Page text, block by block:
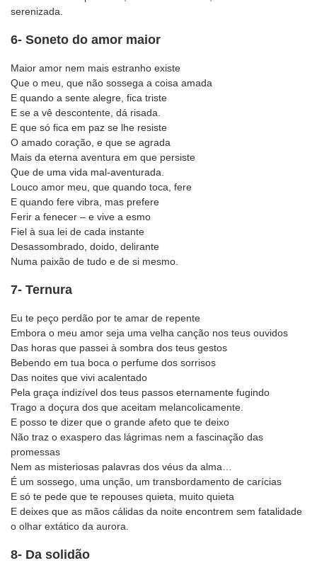
serenizada.
6- Soneto do amor maior
Maior amor nem mais estranho existe
Que o meu, que não sossega a coisa amada
E quando a sente alegre, fica triste
E se a vê descontente, dá risada.
E que só fica em paz se lhe resiste
O amado coração, e que se agrada
Mais da eterna aventura em que persiste
Que de uma vida mal-aventurada.
Louco amor meu, que quando toca, fere
E quando fere vibra, mas prefere
Ferir a fenecer – e vive a esmo
Fiel à sua lei de cada instante
Desassombrado, doido, delirante
Numa paixão de tudo e de si mesmo.
7- Ternura
Eu te peço perdão por te amar de repente
Embora o meu amor seja uma velha canção nos teus ouvidos
Das horas que passei à sombra dos teus gestos
Bebendo em tua boca o perfume dos sorrisos
Das noites que vivi acalentado
Pela graça indizível dos teus passos eternamente fugindo
Trago a doçura dos que aceitam melancolicamente.
E posso te dizer que o grande afeto que te deixo
Não traz o exaspero das lágrimas nem a fascinação das
promessas
Nem as misteriosas palavras dos véus da alma…
É um sossego, uma unção, um transbordamento de carícias
E só te pede que te repouses quieta, muito quieta
E deixes que as mãos cálidas da noite encontrem sem fatalidade
o olhar extático da aurora.
8- Da solidão